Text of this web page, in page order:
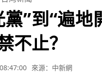
黨”到“遍
不止？
來源：中新網